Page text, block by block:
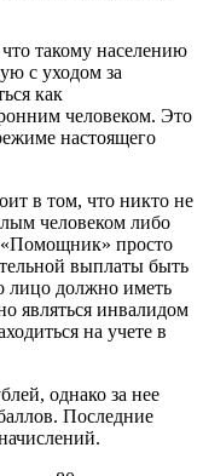
такому населению
с уходом за
как
человеком. Это
настоящего
в том, что никто не
человеком либо
просто
выплаты быть
лицо должно иметь
являться инвалидом
на учете в
однако за нее
Последние